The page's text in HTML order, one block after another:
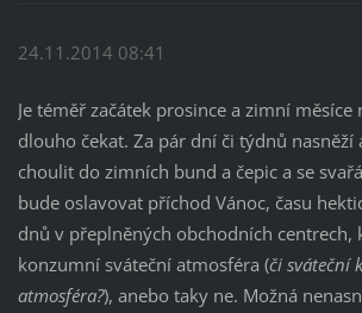
24.11.2014 08:41
Je téměř začátek prosince a zimní měsíce
dlouho čekat. Za pár dní či týdnů nasněží
choulit do zimních bund a čepic a se
bude oslavovat příchod Vánoc, času
dnů v přeplněných obchodních centrech,
konzumní sváteční atmosféra (či sváteční
atmosféra?), anebo taky ne. Možná